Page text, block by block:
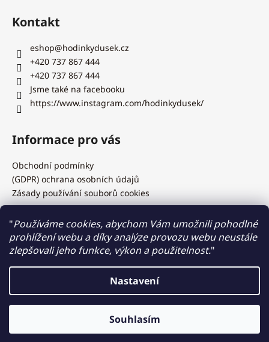
"Používáme cookies, abychom Vám umožnili pohodlné
prohlížení webu a díky analýze provozu webu neustále
zlepšovali jeho funkce, výkon a použitelnost."
Nastavení
Souhlasím
Výměna baterií, řemínků, kovových tahů, test vodotěsnosti,
Kontakt
eshop@hodinkydusek.cz
+420 737 867 444
+420 737 867 444
Jsme také na facebooku
https://www.instagram.com/hodinkydusek/
Informace pro vás
Obchodní podmínky
(GDPR) ochrana osobních údajů
Zásady používání souborů cookies
Hodinky Dušek.cz
Hodinky Dušek. Všechna práva vyhrazena.